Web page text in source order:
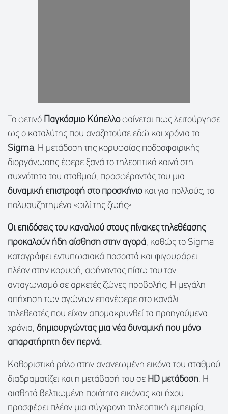
Το φετινό Παγκόσμιο Κύπελλοφαίνεται πως λειτούργησε
ως ο καταλύτης που αναζητούσε εδώ και χρόνια το
Sigma. Η μετάδοση της κορυφαίας ποδοσφαιρικής
διοργάνωσης έφερε ξανά το τηλεοπτικό κοινό στη
συχνότητα του σταθμού, προσφέροντάς του μια
δυναμική επιστροφή στο προσκήνιοκαι για πολλούς, το
πολυσυζητημένο «φιλί της ζωής».
Οι επιδόσεις του καναλιού στους πίνακες τηλεθέασης
προκαλούν ήδη αίσθηση στην αγορά, καθώς το Sigma
καταγράφει εντυπωσιακά ποσοστά και φιγουράρει
πλέον στην κορυφή, αφήνοντας πίσω του τον
ανταγωνισμό σε αρκετές ζώνες προβολής. Η μεγάλη
απήχηση των αγώνων επανέφερε στο κανάλι
τηλεθεατές που είχαν απομακρυνθεί τα προηγούμενα
χρόνια, δημιουργώντας μια νέα δυναμική που μόνο
απαρατήρητη δεν περνά.
Καθοριστικό ρόλο στην ανανεωμένη εικόνα του σταθμού
διαδραματίζει και η μετάβασή του σε HD μετάδοση. Η
αισθητά βελτιωμένη ποιότητα εικόνας και ήχου
προσφέρει πλέον μια σύγχρονη τηλεοπτική εμπειρία,